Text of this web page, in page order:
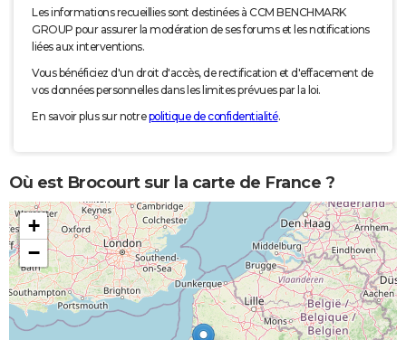
Les informations recueillies sont destinées à CCM BENCHMARK
GROUP pour assurer la modération de ses forums et les notifications
liées aux interventions.
Vous bénéficiez d'un droit d'accès, de rectification et d'effacement de
vos données personnelles dans les limites prévues par la loi.
En savoir plus sur notrepolitique de confidentialité.
Où est Brocourt sur la carte de France ?
+
−